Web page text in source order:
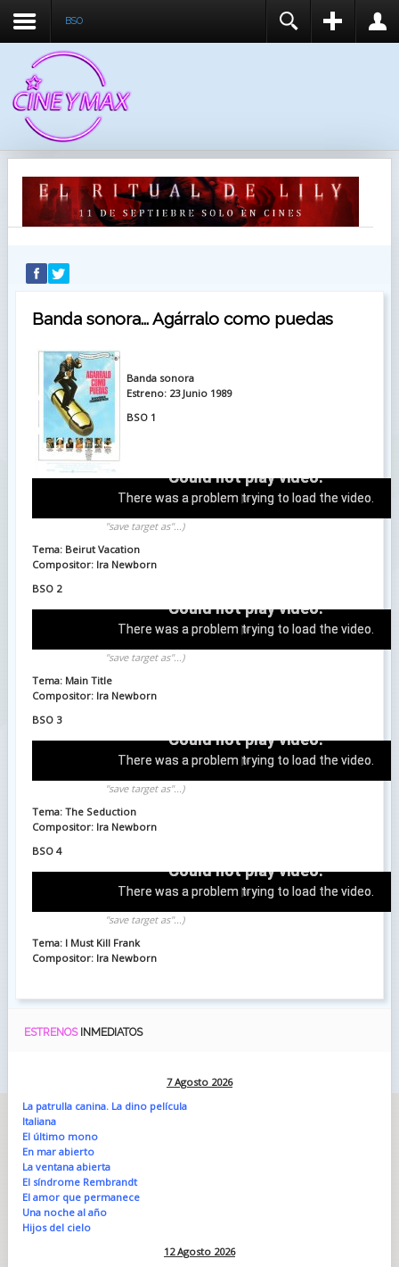
BSO
RECUÉRDEME
IDENTIFICARSE
Banda sonora... Agárralo como puedas
Banda sonora
Estreno: 23 Junio 1989
BSO 1
Could not play video.
There was a problem trying to load the video.
Error code: html5_video:4
"save target as"...)
Tema: Beirut Vacation
Compositor: Ira Newborn
BSO 2
Could not play video.
There was a problem trying to load the video.
Error code: html5_video:4
"save target as"...)
Tema: Main Title
Compositor: Ira Newborn
BSO 3
Could not play video.
There was a problem trying to load the video.
Error code: html5_video:4
"save target as"...)
Tema: The Seduction
Compositor: Ira Newborn
BSO 4
Could not play video.
There was a problem trying to load the video.
Error code: html5_video:4
"save target as"...)
Tema: I Must Kill Frank
Compositor: Ira Newborn
ESTRENOS INMEDIATOS
7 Agosto 2026
La patrulla canina. La dino película
Italiana
El último mono
En mar abierto
La ventana abierta
El síndrome Rembrandt
El amor que permanece
Una noche al año
Hijos del cielo
12 Agosto 2026